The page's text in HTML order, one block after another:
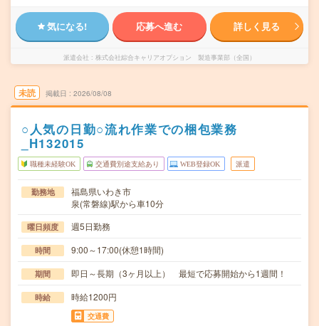
気になる! 応募へ進む 詳しく見る
派遣会社 株式会社綜合キャリアオプション 製造事業部（全国）
未読 掲載日 2026/08/08
○人気の日勤○流れ作業での梱包業務
_H132015
職種未経験OK 交通費別途支給あり WEB登録OK 派遣
勤務地
福島県いわき市
泉(常磐線)駅から車10分
曜日頻度 週5日勤務
時間 9:00～17:00(休憩1時間)
期間 即日～長期（3ヶ月以上） 最短で応募開始から1週間！
時給 時給1200円
交通費